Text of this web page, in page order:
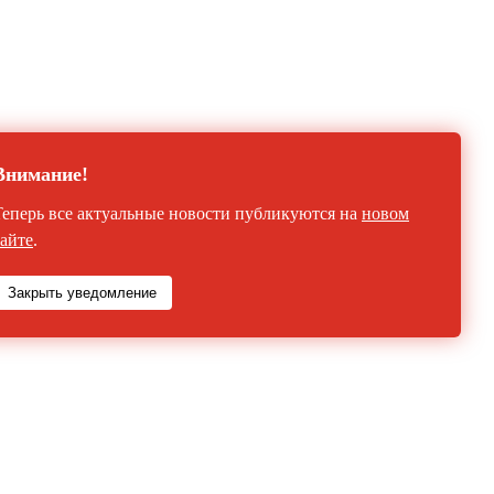
все актуальные новости публикуются на новом
.
Закрыть уведомление